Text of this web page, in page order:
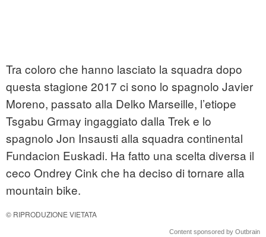
Tra coloro che hanno lasciato la squadra dopo
questa stagione 2017 ci sono lo spagnolo Javier
Moreno, passato alla Delko Marseille, l’etiope
Tsgabu Grmay ingaggiato dalla Trek e lo
spagnolo Jon Insausti alla squadra continental
Fundacion Euskadi. Ha fatto una scelta diversa il
ceco Ondrey Cink che ha deciso di tornare alla
mountain bike.
© RIPRODUZIONE VIETATA
Content sponsored by Outbrain